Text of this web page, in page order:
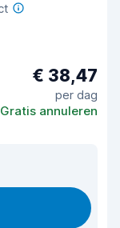
€ 38,47
per dag
Gratis annuleren